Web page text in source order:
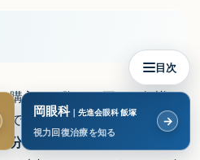
購入する際は、正しい知識と
で、不安や失敗を防ぐことが
分の目の状態をきちんと把握
岡眼科｜先進会眼科 飯塚
視力回復治療を知る
→
目次